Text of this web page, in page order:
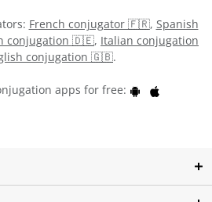
French conjugator 🇫🇷, Spanish
conjugation 🇩🇪, Italian conjugation
conjugation 🇬🇧.
apps for free: